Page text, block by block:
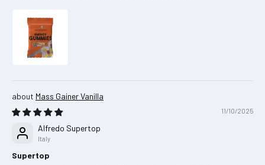
Mass Gainer Vanilla
11/10/2025
Alfredo Supertop
Italy
Supertop